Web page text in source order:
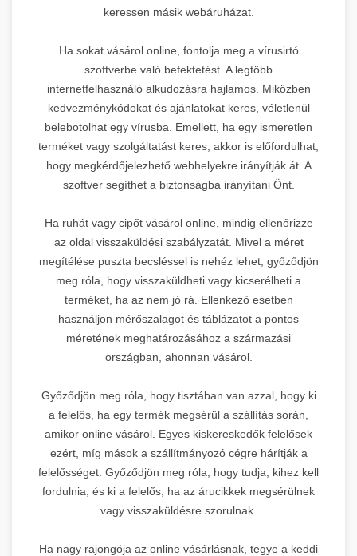
keressen másik webáruházat.
Ha sokat vásárol online, fontolja meg a vírusirtó
szoftverbe való befektetést. A legtöbb
internetfelhasználó alkudozásra hajlamos. Miközben
kedvezménykódokat és ajánlatokat keres, véletlenül
belebotolhat egy vírusba. Emellett, ha egy ismeretlen
terméket vagy szolgáltatást keres, akkor is előfordulhat,
hogy megkérdőjelezhető webhelyekre irányítják át. A
szoftver segíthet a biztonságba irányítani Önt.
Ha ruhát vagy cipőt vásárol online, mindig ellenőrizze
az oldal visszaküldési szabályzatát. Mivel a méret
megítélése puszta becsléssel is nehéz lehet, győződjön
meg róla, hogy visszaküldheti vagy kicserélheti a
terméket, ha az nem jó rá. Ellenkező esetben
használjon mérőszalagot és táblázatot a pontos
méretének meghatározásához a származási
országban, ahonnan vásárol.
Győződjön meg róla, hogy tisztában van azzal, hogy ki
a felelős, ha egy termék megsérül a szállítás során,
amikor online vásárol. Egyes kiskereskedők felelősek
ezért, míg mások a szállítmányozó cégre hárítják a
felelősséget. Győződjön meg róla, hogy tudja, kihez kell
fordulnia, és ki a felelős, ha az árucikkek megsérülnek
vagy visszaküldésre szorulnak.
Ha nagy rajongója az online vásárlásnak, tegye a keddi